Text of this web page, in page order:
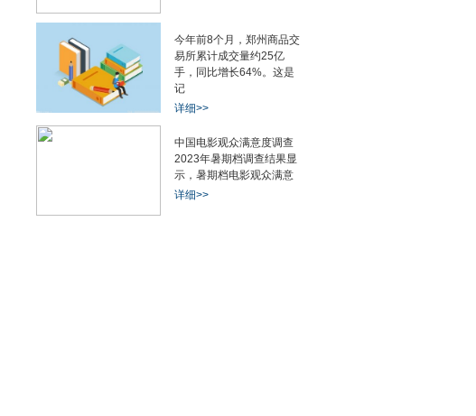
今年前8个月，郑州商品交
易所累计成交量约25亿
手，同比增长64%。这是
记
详细>>
中国电影观众满意度调查
2023年暑期档调查结果显
示，暑期档电影观众满意
详细>>